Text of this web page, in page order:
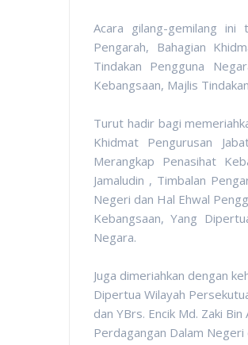
Acara gilang-gemilang
Pengarah, Bahagian
Tindakan Pengguna
Kebangsaan, Majlis
Turut hadir bagi
Khidmat Pengurusan
Merangkap Penasihat
Jamaludin , Timbalan
Negeri dan Hal Ehwal
Kebangsaan, Yang
Negara.
Juga dimeriahkan dengan
Dipertua Wilayah
dan YBrs. Encik Md. Zaki
Perdagangan Dalam